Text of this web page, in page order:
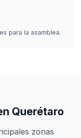
para la asamblea.
Querétaro
zonas